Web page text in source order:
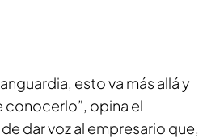
esto va más allá y
conocerlo”, opina el
dar voz al empresario que,